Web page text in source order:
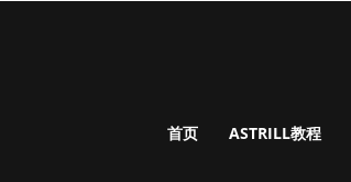
首页 ASTRILL教程